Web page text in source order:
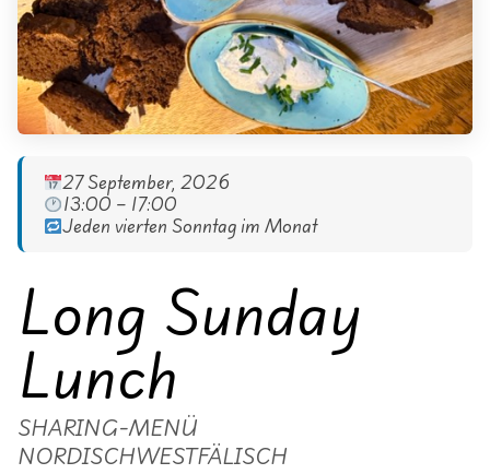
27 September, 2026
13:00 – 17:00
Jeden vierten Sonntag im Monat
Long Sunday
Lunch
SHARING-MENÜ
NORDISCHWESTFÄLISCH